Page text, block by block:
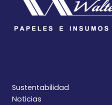
Sustentabilidad
Noticias